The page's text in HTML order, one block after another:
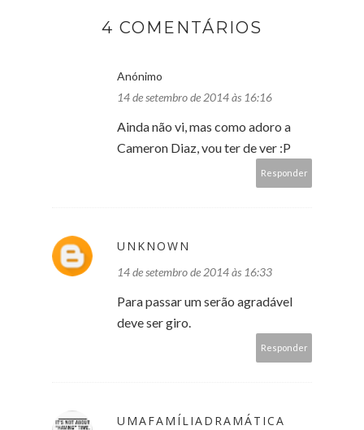
4 COMENTÁRIOS
Anónimo
14 de setembro de 2014 às 16:16
Ainda não vi, mas como adoro a
Cameron Diaz, vou ter de ver :P
Responder
UNKNOWN
14 de setembro de 2014 às 16:33
Para passar um serão agradável
deve ser giro.
Responder
UMAFAMÍLIADRAMÁTICA